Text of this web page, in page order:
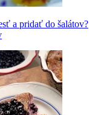
a pridať do šalátov?